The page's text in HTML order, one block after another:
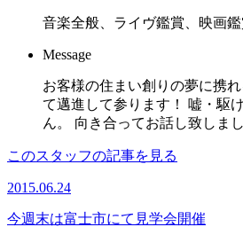
音楽全般、ライヴ鑑賞、映画
Message
お客様の住まい創りの夢に携
て邁進して参ります！ 嘘・駆
ん。 向き合ってお話し致しま
このスタッフの記事を見る
2015.06.24
今週末は富士市にて見学会開催